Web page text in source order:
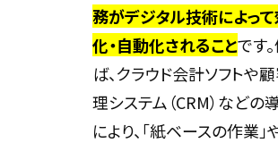
務がデジタル技術によっ
化・自動化されることです
ば、クラウド会計ソフトや
理システム（CRM）などの
により、「紙ベースの作業」